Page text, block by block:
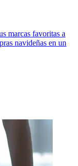
marcas favoritas a
navideñas en un